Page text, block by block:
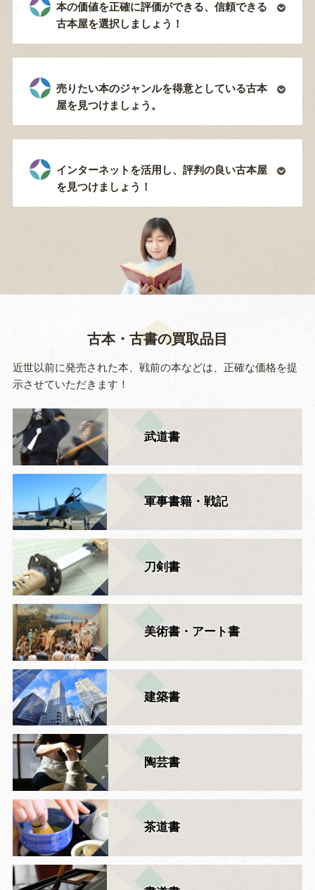
本の価値を正確に評価ができる、信頼できる
古本屋を選択しましょう！
売りたい本のジャンルを得意としている古本
屋を見つけましょう。
インターネットを活用し、評判の良い古本屋
を見つけましょう！
古本・古書の買取品目
近世以前に発売された本、戦前の本などは、正確な価格を提
示させていただきます！
武道書
軍事書籍・戦記
刀剣書
美術書・アート書
建築書
陶芸書
茶道書